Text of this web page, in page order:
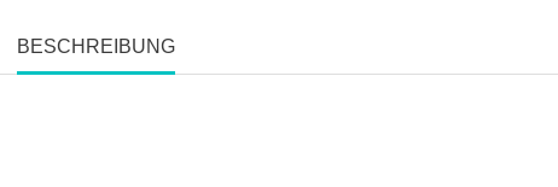
BESCHREIBUNG